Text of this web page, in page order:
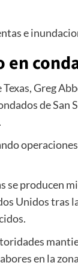
e
en
Greg
de San
se producen
Unidos tras
en la